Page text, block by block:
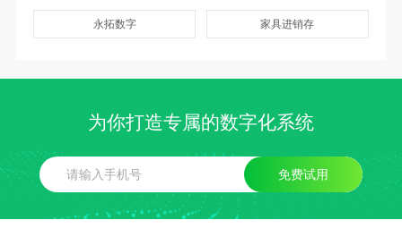
永拓数字 家具进销存
为你打造专属的数字化系统
免费试用